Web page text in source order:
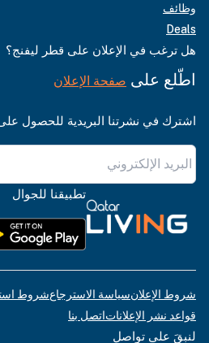
وظائف
Deals
هل ترغب في الإعلان على قطر ليفنج؟
اطّلع على صفحة الإعلان
اشترك في نشرتنا البريدية للحصول
تطبيقنا للجوال
شروط الإعلانسياسة الاسترجاعشروط
قواعد نشر الإعلاناتاتصل بنا
لنبقَ على تواصل